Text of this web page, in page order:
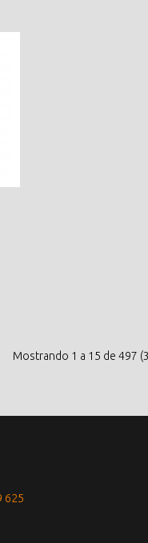
Mostrando 1 a 15 de 497
625